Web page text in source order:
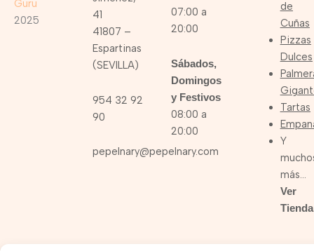
Guru
2025
41
41807 –
Espartinas
(SEVILLA)
954 32 92
90
pepelnary@pepelnary.com
07:00 a
20:00
Sábados,
Domingos
y Festivos
08:00 a
20:00
de
Cuñas
Pizzas
Dulces
Tartas
Y
más…
Ver
Tienda